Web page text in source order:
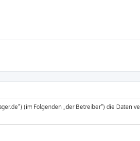
(im Folgenden „der Betreiber“) die Daten